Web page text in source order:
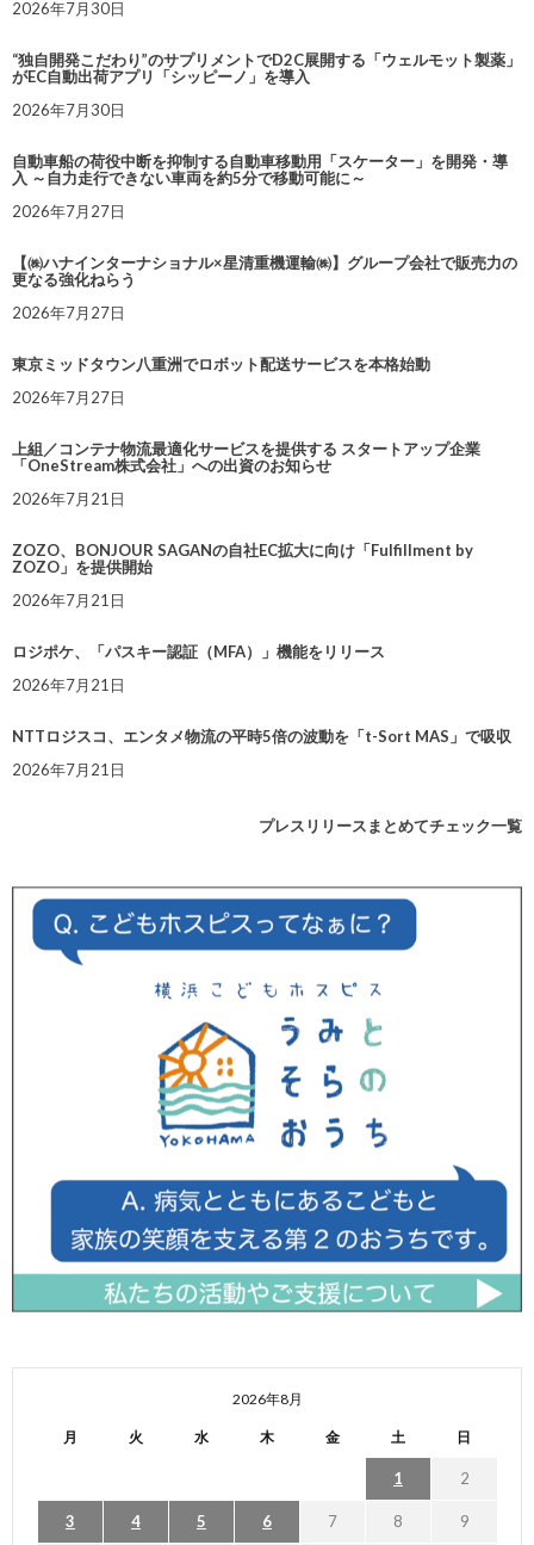
2026年7月30日
“独自開発こだわり”のサプリメントでD2C展開する「ウェルモット製薬」
がEC自動出荷アプリ「シッピーノ」を導入
2026年7月30日
自動車船の荷役中断を抑制する自動車移動用「スケーター」を開発・導
入 ～自力走行できない車両を約5分で移動可能に～
2026年7月27日
【㈱ハナインターナショナル×星清重機運輸㈱】グループ会社で販売力の
更なる強化ねらう
2026年7月27日
東京ミッドタウン八重洲でロボット配送サービスを本格始動
2026年7月27日
上組／コンテナ物流最適化サービスを提供する スタートアップ企業
「OneStream株式会社」への出資のお知らせ
2026年7月21日
ZOZO、BONJOUR SAGANの自社EC拡大に向け「Fulfillment by
ZOZO」を提供開始
2026年7月21日
ロジポケ、「パスキー認証（MFA）」機能をリリース
2026年7月21日
NTTロジスコ、エンタメ物流の平時5倍の波動を「t-Sort MAS」で吸収
2026年7月21日
プレスリリースまとめてチェック一覧
2026年8月
月 火 水 木 金 土 日
1 2
3 4 5 6 7 8 9